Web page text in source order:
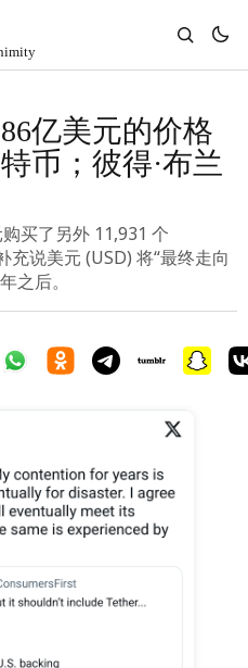
亿美元的价格
币；彼得·布兰
买了另外 11,931 个
充说美元 (USD) 将“最终走向
之后。